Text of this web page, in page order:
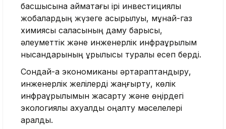
басшысына аймақтағы ірі инвестициялық
жобалардың жүзеге асырылуы, мұнай-газ
химиясы саласының даму барысы,
әлеуметтік және инженерлік инфрақұрылым
нысандарының құрылысы туралы есеп берді.
Сондай-ақ экономиканы әртараптандыру,
инженерлік желілерді жаңғырту, көлік
инфрақұрылымын жақсарту және өңірдегі
экологиялық ахуалды оңалту мәселелері
қаралды.